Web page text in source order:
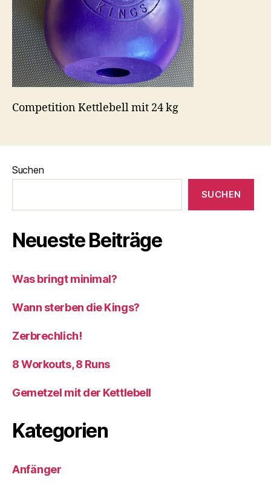
Competition Kettlebell mit 24 kg
Suchen
SUCHEN
Neueste Beiträge
Was bringt minimal?
Wann sterben die Kings?
Zerbrechlich!
8 Workouts, 8 Runs
Gemetzel mit der Kettlebell
Kategorien
Anfänger